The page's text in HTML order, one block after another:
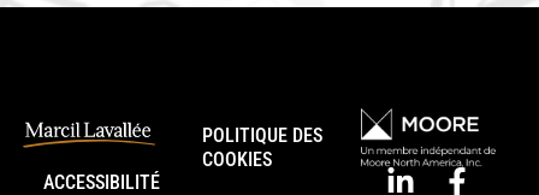
ACCESSIBILITÉ
POLITIQUE DES
COOKIES